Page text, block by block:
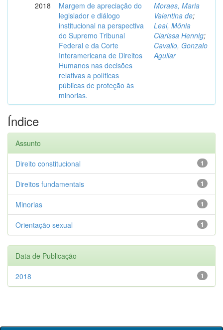
2018
Margem de apreciação do
legislador e diálogo
institucional na perspectiva
do Supremo Tribunal
Federal e da Corte
Interamericana de Direitos
Humanos nas decisões
relativas a políticas
públicas de proteção às
minorias.
Moraes, Maria
Valentina de;
Leal, Mônia
Clarissa Hennig;
Cavallo, Gonzalo
Aguilar
Índice
Assunto
1
Direito constitucional
1
Direitos fundamentais
1
Minorias
1
Orientação sexual
Data de Publicação
1
2018